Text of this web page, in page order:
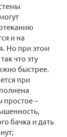
и на
Но при этом
что эту
быстрее.
при
–
бачка и дать